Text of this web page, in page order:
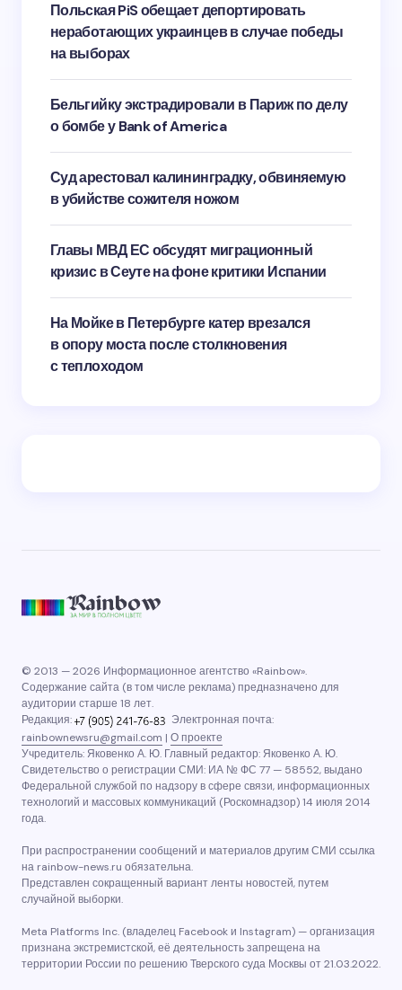
Польская PiS обещает депортировать
неработающих украинцев в случае победы
на выборах
Бельгийку экстрадировали в Париж по делу
о бомбе у Bank of America
Суд арестовал калининградку, обвиняемую
в убийстве сожителя ножом
Главы МВД ЕС обсудят миграционный
кризис в Сеуте на фоне критики Испании
На Мойке в Петербурге катер врезался
в опору моста после столкновения
с теплоходом
© 2013 — 2026 Информационное агентство «Rainbow».
Содержание сайта (в том числе реклама) предназначено для
аудитории старше 18 лет.
Редакция:
Электронная почта:
rainbownewsru@gmail.com | О проекте
Учредитель: Яковенко А. Ю. Главный редактор: Яковенко А. Ю.
Свидетельство о регистрации СМИ: ИА № ФС 77 — 58552, выдано
Федеральной службой по надзору в сфере связи, информационных
технологий и массовых коммуникаций (Роскомнадзор) 14 июля 2014
года.
При распространении сообщений и материалов другим СМИ ссылка
на rainbow-news.ru обязательна.
Представлен сокращенный вариант ленты новостей, путем
случайной выборки.
Meta Platforms Inc. (владелец Facebook и Instagram) — организация
признана экстремистской, её деятельность запрещена на
территории России по решению Тверского суда Москвы от 21.03.2022.